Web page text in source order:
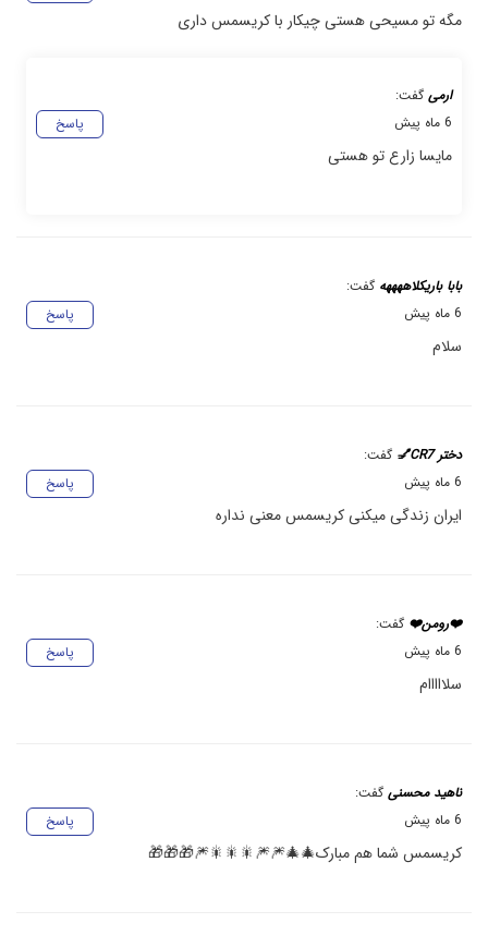
مگه تو مسیحی هستی چیکار با کریسمس داری
ارمی گفت:
پاسخ
6 ماه پیش
مایسا زارع تو هستی
بابا باریکلاههههه گفت:
پاسخ
6 ماه پیش
سلام
دختر CR7💅
گفت:
پاسخ
6 ماه پیش
ایران زندگی میکنی کریسمس معنی نداره
❤️رومن❤️ گفت:
پاسخ
6 ماه پیش
سلااااام
ناهید محسنی گفت:
پاسخ
6 ماه پیش
کریسمس شما هم مبارک🎄🎄🎆🎆🎇🎇🎇🎆🎁🎁🎁